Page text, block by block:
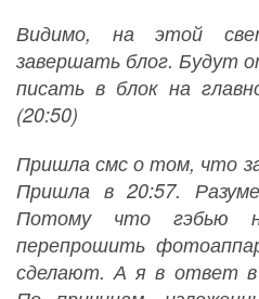
Видимо, на этой
завершать блог. Будут
писать в блок на
(20:50)
Пришла смс о том, что
Пришла в 20:57.
Потому что гэбью
перепрошить
сделают. А я в ответ в